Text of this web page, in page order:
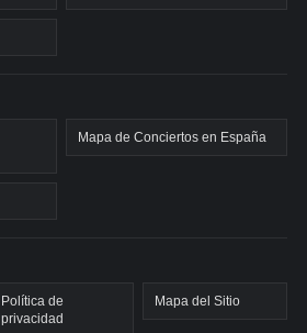
Mapa de Conciertos en España
Política de
privacidad
Mapa del Sitio